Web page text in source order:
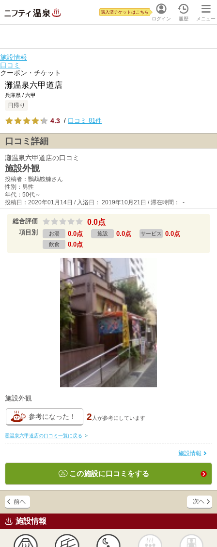
ログイン
購入済チケットはこちら
履歴 メニュー
施設情報
口コミ
クーポン・チケット
灘温泉六甲道店
兵庫県 / 六甲
日帰り
4.3 / 口コミ 81件
口コミ詳細
灘温泉六甲道店の口コミ
施設外観
投稿者：鸚鵡鮟鱇さん
性別：男性
年代：50代～
投稿日：2020年01月14日 / 入浴日： 2019年10月21日 / 滞在時間： -
総合評価 0.0点
項目別 お湯 0.0点 施設 0.0点 サービス 0.0点
飲食 0.0点
施設外観
参考になった！ 2 人が参考にしています
灘温泉六甲道店の口コミ一覧に戻る >
施設情報
この施設に口コミをする
施設情報
かけ流し 露天風呂 貸切風呂